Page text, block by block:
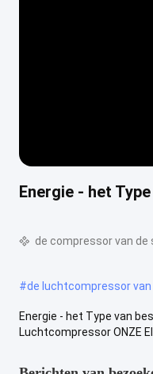
Energie - het
de compressor van
#de luchtcompressor
Energie - het Type van
Luchtcompressor ONZE